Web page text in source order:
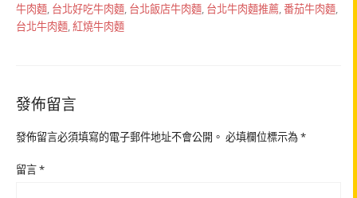
牛肉麵, 台北好吃牛肉麵, 台北飯店牛肉麵, 台北牛肉麵推薦,番茄牛肉麵,
台北牛肉麵,紅燒牛肉麵
發佈留言
發佈留言必須填寫的電子郵件地址不會公開。 必填欄位標示為*
留言*